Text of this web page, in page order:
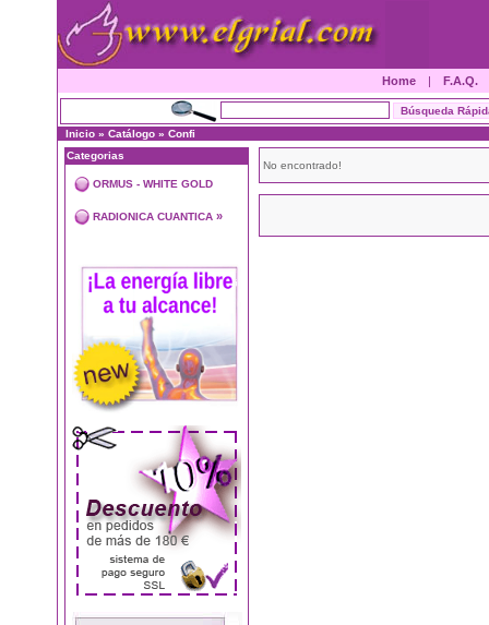
Home | F.A.Q.
Inicio » Catálogo » Confi
Categorias
ORMUS - WHITE GOLD
RADIONICA CUANTICA »
No encontrado!